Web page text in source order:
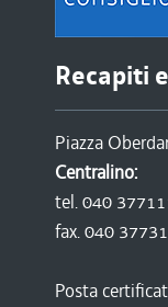
Recapiti
Piazza
Centralino:
tel. 040
fax. 040
Posta